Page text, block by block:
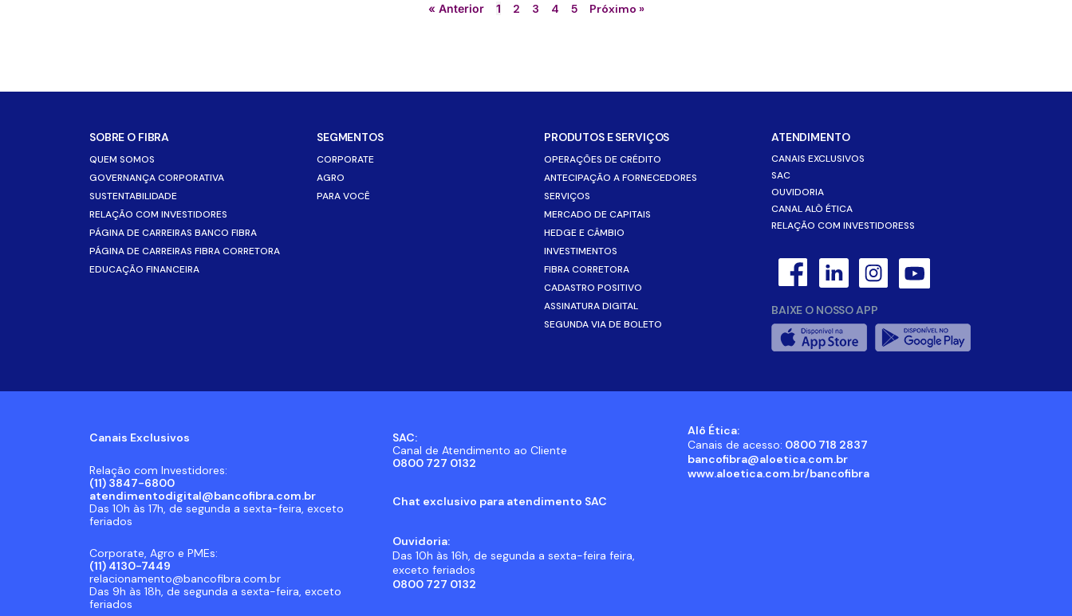
« Anterior 1 2 3 4 5 Próximo »
SOBRE O FIBRA
QUEM SOMOS
GOVERNANÇA CORPORATIVA
SUSTENTABILIDADE
RELAÇÃO COM INVESTIDORES
PÁGINA DE CARREIRAS BANCO FIBRA
PÁGINA DE CARREIRAS FIBRA CORRETORA
EDUCAÇÃO FINANCEIRA
SEGMENTOS
CORPORATE
AGRO
PARA VOCÊ
PRODUTOS E SERVIÇOS
OPERAÇÕES DE CRÉDITO
ANTECIPAÇÃO A FORNECEDORES
SERVIÇOS
MERCADO DE CAPITAIS
HEDGE E CÂMBIO
INVESTIMENTOS
FIBRA CORRETORA
CADASTRO POSITIVO
ASSINATURA DIGITAL
SEGUNDA VIA DE BOLETO
ATENDIMENTO
CANAIS EXCLUSIVOS
SAC
OUVIDORIA
CANAL ALÔ ÉTICA
RELAÇÃO COM INVESTIDORESS
BAIXE O NOSSO APP
Canais Exclusivos
Relação com Investidores:
(11) 3847-6800
atendimentodigital@bancofibra.com.br
Das 10h às 17h, de segunda a sexta-feira, exceto
feriados
Corporate, Agro e PMEs:
(11) 4130-7449
relacionamento@bancofibra.com.br
Das 9h às 18h, de segunda a sexta-feira, exceto
feriados
SAC:
Canal de Atendimento ao Cliente
0800 727 0132
Chat exclusivo para atendimento SAC
Ouvidoria:
Das 10h às 16h, de segunda a sexta-feira feira,
exceto feriados
0800 727 0132
Alô Ética:
Canais de acesso: 0800 718 2837
bancofibra@aloetica.com.br
www.aloetica.com.br/bancofibra